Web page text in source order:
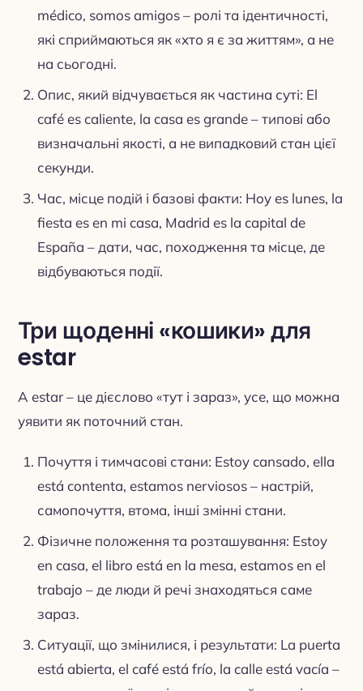
médico, somos amigos – ролі та ідентичності,
які сприймаються як «хто я є за життям», а не
на сьогодні.
Опис, який відчувається як частина суті: El
café es caliente, la casa es grande – типові або
визначальні якості, а не випадковий стан цієї
секунди.
Час, місце подій і базові факти: Hoy es lunes, la
fiesta es en mi casa, Madrid es la capital de
España – дати, час, походження та місце, де
відбуваються події.
Три щоденні «кошики» для
estar
А estar – це дієслово «тут і зараз», усе, що можна
уявити як поточний стан.
Почуття і тимчасові стани: Estoy cansado, ella
está contenta, estamos nerviosos – настрій,
самопочуття, втома, інші змінні стани.
Фізичне положення та розташування: Estoy
en casa, el libro está en la mesa, estamos en el
trabajo – де люди й речі знаходяться саме
зараз.
Ситуації, що змінилися, і результати: La puerta
está abierta, el café está frío, la calle está vacía –